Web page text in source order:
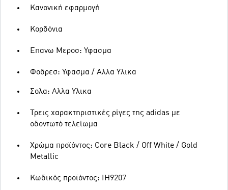
Κανονική εφαρμογή
Κορδόνια
Επανω Μεροσ: Υφασμα
Φοδρεσ: Υφασμα / Αλλα Υλικα
Σολα: Αλλα Υλικα
Τρεις χαρακτηριστικές ρίγες της adidas με
οδοντωτό τελείωμα
Χρώμα προϊόντος: Core Black / Off White / Gold
Metallic
Κωδικός προϊόντος: IH9207